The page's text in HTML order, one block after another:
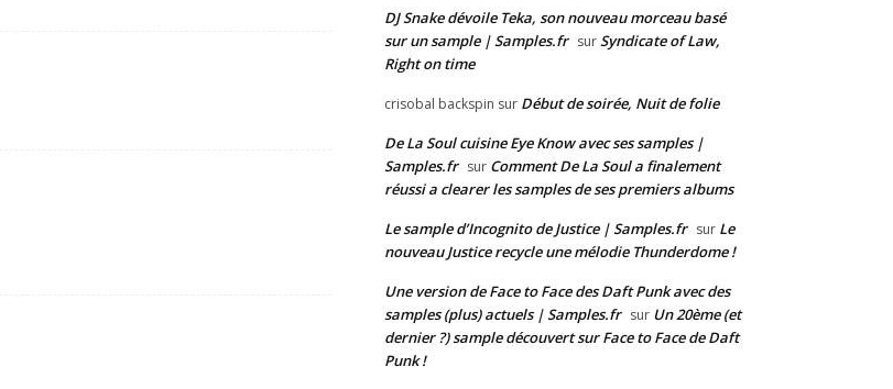
DJ Snake dévoile Teka, son nouveau morceau basé
sur un sample | Samples.fr surSyndicate of Law,
Right on time
crisobal backspin sur Début de soirée, Nuit de folie
De La Soul cuisine Eye Know avec ses samples |
Samples.fr sur Comment De La Soul a finalement
réussi a clearer les samples de ses premiers albums
Le sample d’Incognito de Justice | Samples.fr sur Le
nouveau Justice recycle une mélodie Thunderdome !
Une version de Face to Face des Daft Punk avec des
samples (plus) actuels | Samples.fr sur Un 20ème (et
dernier ?) sample découvert sur Face to Face de Daft
Punk !